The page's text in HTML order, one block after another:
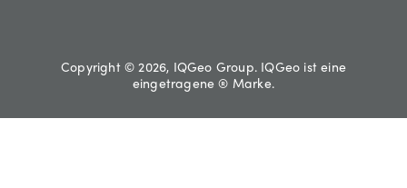
Copyright © 2026, IQGeo Group. IQGeo ist eine
eingetragene ® Marke.